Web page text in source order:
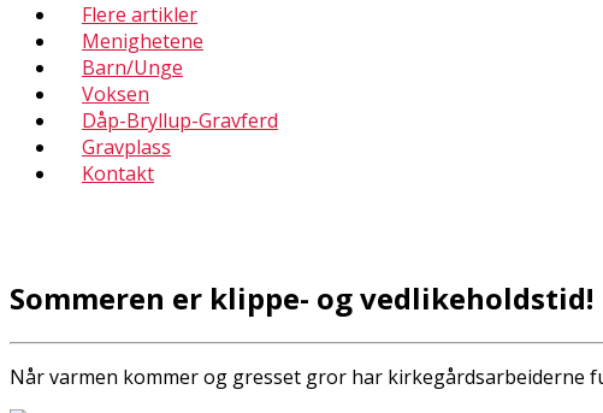
Flere artikler
Menighetene
Barn/Unge
Voksen
Dåp-Bryllup-Gravferd
Gravplass
Kontakt
Sommeren er klippe- og vedlikeholdstid!
Når varmen kommer og gresset gror har kirkegårdsarbeiderne